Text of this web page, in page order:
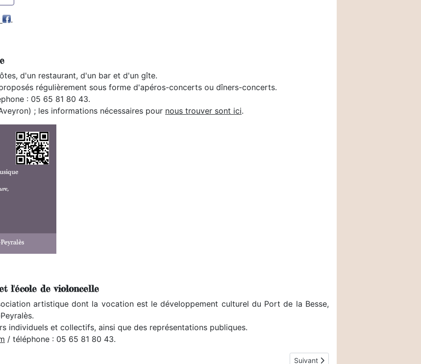
.
d'un restaurant, d'un bar et d'un gîte.
régulièrement sous forme d'apéros-concerts ou dîners-concerts.
: 05 65 81 80 43.
; les informations nécessaires pour nous trouver sont ici.
l'école de violoncelle
artistique dont la vocation est le développement culturel du Port de la Besse,
individuels et collectifs, ainsi que des représentations publiques.
/ téléphone : 05 65 81 80 43.
Article suivant : Commodités
Suivant